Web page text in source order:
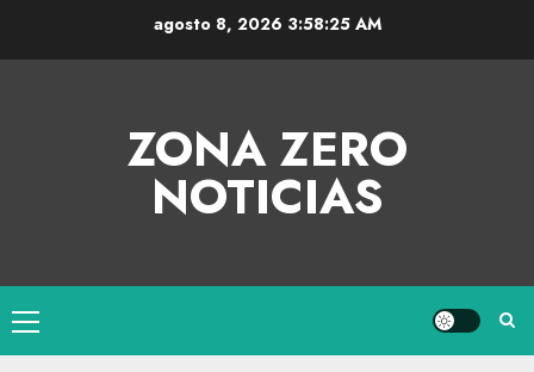
agosto 8, 2026 3:58:25 AM
ZONA ZERO
NOTICIAS